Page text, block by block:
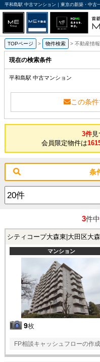
TOPページ > 物件検索 > 不動産情
現在の検索条件
平和島駅 中古マンション
この条
3件見
会員限定物件は
条
3件中
シティコープ大森東|大田区大
マンション
9枚
FP相談キャッシュフローの作